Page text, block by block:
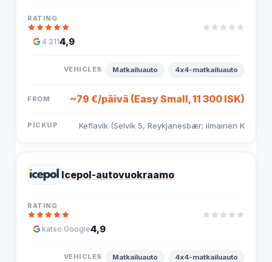
4,9
4 211
Matkailuauto 4x4-matkailuauto
~79 €/päivä (Easy Small, 11 300 ISK)
Keflavík (Selvík 5, Reykjanesbær; ilmainen K
Icepol-autovuokraamo
4,9
katso Google
Matkailuauto 4x4-matkailuauto